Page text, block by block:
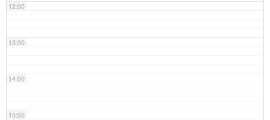
12:00
13:00
14:00
15:00